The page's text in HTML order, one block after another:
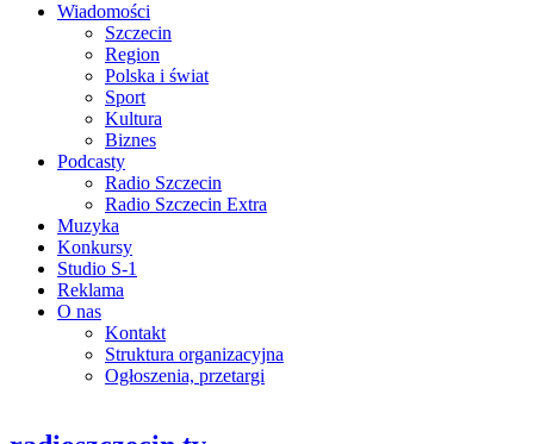
Wiadomości
Szczecin
Region
Polska i świat
Sport
Kultura
Biznes
Podcasty
Radio Szczecin
Radio Szczecin Extra
Muzyka
Konkursy
Studio S-1
Reklama
O nas
Kontakt
Struktura organizacyjna
Ogłoszenia, przetargi